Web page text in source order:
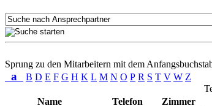
Sprung zu den Mitarbeitern mit dem
a B D E F G H K L M N O P R S T V W Z
Name
Telefon Zimmer